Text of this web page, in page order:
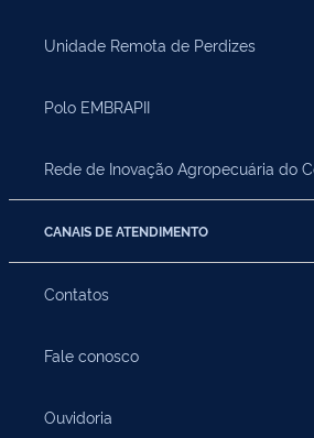
Unidade Remota de Perdizes
Polo EMBRAPII
Rede de Inovação Agropecuária do
CANAIS DE ATENDIMENTO
Contatos
Fale conosco
Ouvidoria